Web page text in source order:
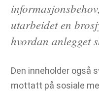
utarbeidet en
hvordan anlegget
Den inneholder også
mottatt på sosiale